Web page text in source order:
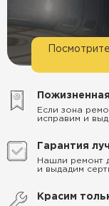
Если зона
исправим и
Гарантия
Нашли ремонт
и выдадим
Красим